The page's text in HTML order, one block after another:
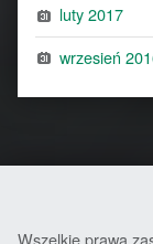
luty 2017
wrzesień
Wszelkie prawa